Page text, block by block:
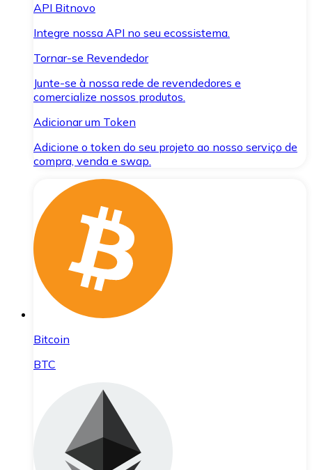
API Bitnovo
Integre nossa API no seu ecossistema.
Tornar-se Revendedor
Junte-se à nossa rede de revendedores e
comercialize nossos produtos.
Adicionar um Token
Adicione o token do seu projeto ao nosso serviço de
compra, venda e swap.
Bitcoin
BTC